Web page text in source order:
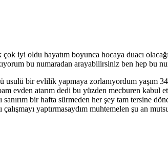
iyi oldu hayatım boyunca hocaya duacı
bu numaradan arayabilirsiniz ben hep bu
usulü bir evlilik yapmaya zorlanıyordum yaşım
evden atarım dedi bu yüzden mecburen
sanırım bir hafta sürmeden her şey tam tersine
yaptırmasaydım muhtemelen şu an